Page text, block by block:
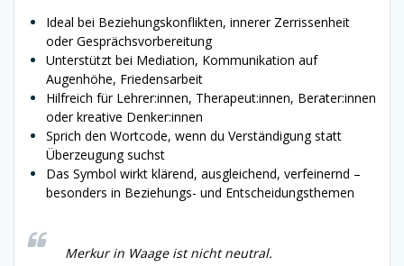
Ideal bei Beziehungskonflikten, innerer Zerrissenheit
oder Gesprächsvorbereitung
Unterstützt bei Mediation, Kommunikation auf
Augenhöhe, Friedensarbeit
Hilfreich für Lehrer:innen, Therapeut:innen, Berater:innen
oder kreative Denker:innen
Sprich den Wortcode, wenn du Verständigung statt
Überzeugung suchst
Das Symbol wirkt klärend, ausgleichend, verfeinernd –
besonders in Beziehungs- und Entscheidungsthemen
Merkur in Waage ist nicht neutral.